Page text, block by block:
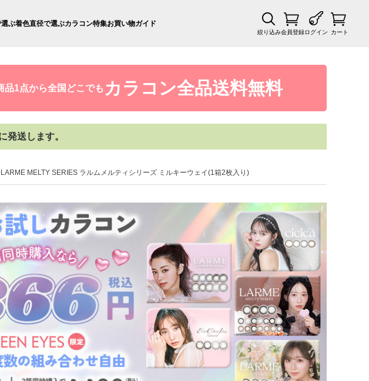
ぶ着色直径で選ぶカラコン特集お買い物ガイド
絞り込み会員登録ログイン カート
品1点から全国どこでも カラコン全品送料無料
発送します。
MELTY SERIES ラルムメルティシリーズ ミルキーウェイ(1箱2枚入り)